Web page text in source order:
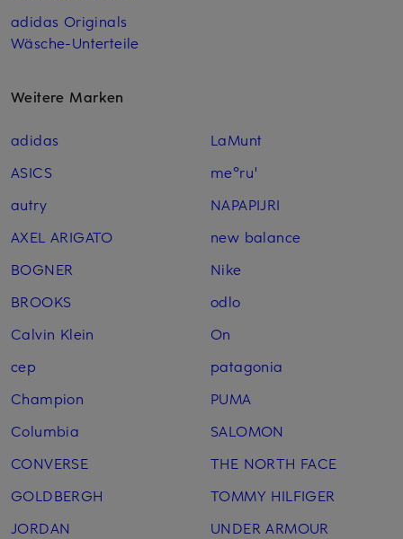
adidas Originals
Wäsche-Unterteile
Weitere Marken
adidas
ASICS
autry
AXEL ARIGATO
BOGNER
BROOKS
Calvin Klein
cep
Champion
Columbia
CONVERSE
GOLDBERGH
JORDAN
LaMunt
me°ru'
NAPAPIJRI
new balance
Nike
odlo
On
patagonia
PUMA
SALOMON
THE NORTH FACE
TOMMY HILFIGER
UNDER ARMOUR